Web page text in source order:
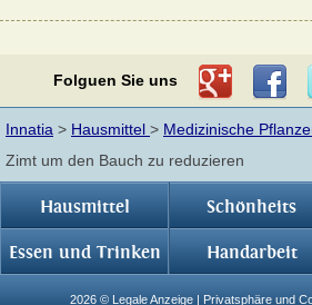
Folguen Sie uns
Innatia > Hausmittel > Medizinische
Zimt um den Bauch zu reduzieren
Hausmittel Schönheits
Essen und Trinken Handarbeit
2026 © Legale Anzeige | Privatsphäre und